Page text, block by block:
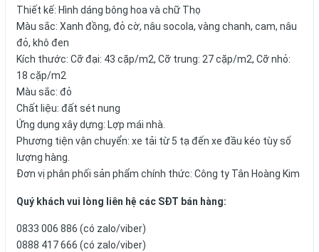
Thiết kế: Hình dáng bông hoa và chữ Thọ
Màu sắc: Xanh đồng, đỏ cờ, nâu socola, vàng chanh, cam, nâu
đỏ, khô đen
Kích thước: Cỡ đại: 43 cặp/m2, Cỡ trung: 27 cặp/m2, Cỡ nhỏ:
18 cặp/m2
Màu sắc: đỏ
Chất liệu: đất sét nung
Ứng dụng xây dựng: Lợp mái nhà.
Phương tiện vận chuyển: xe tải từ 5 tạ đến xe đầu kéo tùy số
lượng hàng.
Đơn vị phân phối sản phẩm chính thức: Công ty Tân Hoàng Kim
Quý khách vui lòng liên hệ các SĐT bán hàng:
0833 006 886 (có zalo/viber)
0888 417 666 (có zalo/viber)